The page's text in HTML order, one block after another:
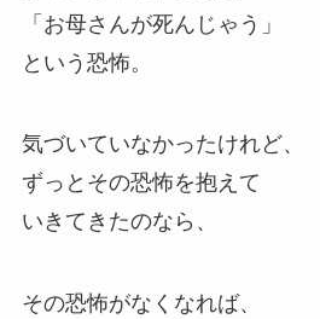
「お母さんが死んじゃう」
という恐怖。
気づいていなかったけれど、
ずっとその恐怖を抱えて
いきてきたのなら、
その恐怖がなくなれば、